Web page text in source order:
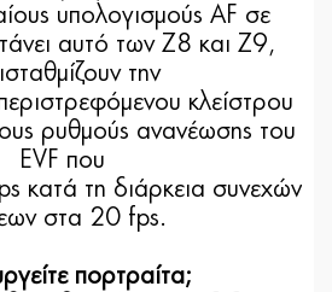
υπολογισμούς AF σε
αυτό των Z8 και Z9,
την
κλείστρου
ρυθμούς ανανέωσης του
EVF που
κατά τη διάρκεια συνεχών
στα 20 fps.
πορτραίτα;